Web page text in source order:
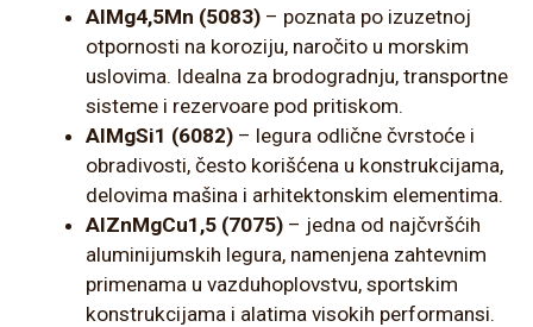
AlMg4,5Mn (5083) – poznata po izuzetnoj
otpornosti na koroziju, naročito u morskim
uslovima. Idealna za brodogradnju, transportne
sisteme i rezervoare pod pritiskom.
AlMgSi1 (6082) – legura odlične čvrstoće i
obradivosti, često korišćena u konstrukcijama,
delovima mašina i arhitektonskim elementima.
AlZnMgCu1,5 (7075) – jedna od najčvršćih
aluminijumskih legura, namenjena zahtevnim
primenama u vazduhoplovstvu, sportskim
konstrukcijama i alatima visokih performansi.